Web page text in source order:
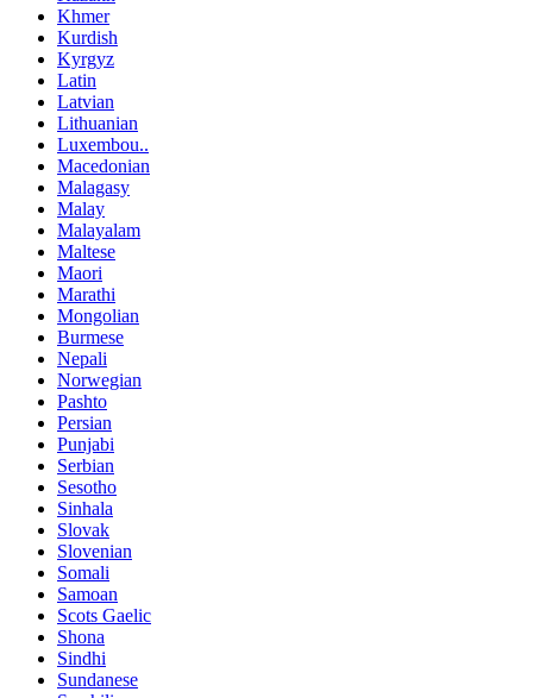
Khmer
Kurdish
Kyrgyz
Latin
Latvian
Lithuanian
Luxembou..
Macedonian
Malagasy
Malay
Malayalam
Maltese
Maori
Marathi
Mongolian
Burmese
Nepali
Norwegian
Pashto
Persian
Punjabi
Serbian
Sesotho
Sinhala
Slovak
Slovenian
Somali
Samoan
Scots Gaelic
Shona
Sindhi
Sundanese